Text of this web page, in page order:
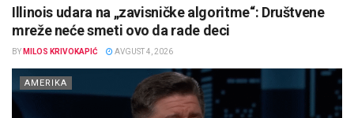
Illinois udara na „zavisničke algoritme“: Društvene
mreže neće smeti ovo da rade deci
BY MILOS KRIVOKAPIĆ AVGUST 4, 2026
AMERIKA